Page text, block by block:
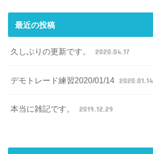
最近の投稿
久しぶりの更新です。 2020.04.17
デモトレード練習2020/01/14 2020.01.14
本当に雑記です。 2019.12.29